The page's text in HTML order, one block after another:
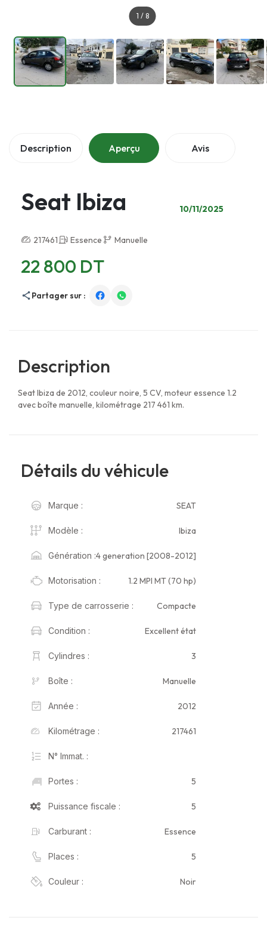
1 / 8
Description Aperçu Avis
Seat Ibiza 10/11/2025
217461 Essence Manuelle
22 800 DT
Partager sur :
Description
Seat Ibiza de 2012, couleur noire, 5 CV, moteur essence 1.2
avec boîte manuelle, kilométrage 217 461 km.
Détails du véhicule
Marque : SEAT
Modèle : Ibiza
Génération :4 generation [2008-2012]
Motorisation : 1.2 MPI MT (70 hp)
Type de carrosserie : Compacte
Condition : Excellent état
Cylindres : 3
Boîte : Manuelle
Année : 2012
Kilométrage : 217461
N° Immat. :
Portes : 5
Puissance fiscale : 5
Carburant : Essence
Places : 5
Couleur : Noir